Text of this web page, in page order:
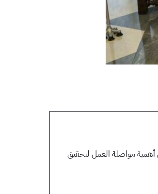
أهمية مواصلة العمل لتحقيق